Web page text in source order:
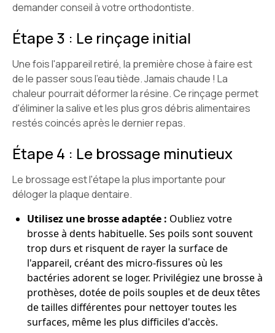
demander conseil à votre orthodontiste.
Étape 3 : Le rinçage initial
Une fois l'appareil retiré, la première chose à faire est
de le passer sous l'eau tiède. Jamais chaude ! La
chaleur pourrait déformer la résine. Ce rinçage permet
d'éliminer la salive et les plus gros débris alimentaires
restés coincés après le dernier repas.
Étape 4 : Le brossage minutieux
Le brossage est l'étape la plus importante pour
déloger la plaque dentaire.
Utilisez une brosse adaptée : Oubliez votre
brosse à dents habituelle. Ses poils sont souvent
trop durs et risquent de rayer la surface de
l'appareil, créant des micro-fissures où les
bactéries adorent se loger. Privilégiez une brosse à
prothèses, dotée de poils souples et de deux têtes
de tailles différentes pour nettoyer toutes les
surfaces, même les plus difficiles d'accès.